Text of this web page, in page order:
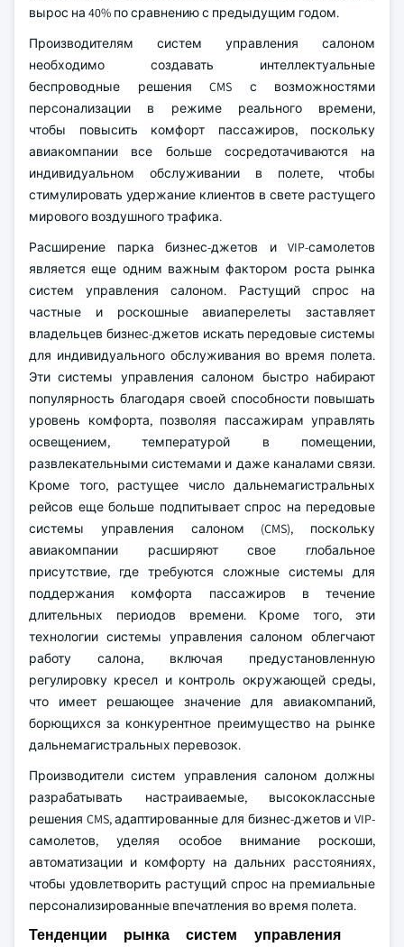
вырос на 40% по сравнению с предыдущим годом.
Производителям систем управления салоном
необходимо создавать интеллектуальные
беспроводные решения CMS с возможностями
персонализации в режиме реального времени,
чтобы повысить комфорт пассажиров, поскольку
авиакомпании все больше сосредотачиваются на
индивидуальном обслуживании в полете, чтобы
стимулировать удержание клиентов в свете растущего
мирового воздушного трафика.
Расширение парка бизнес-джетов и VIP-самолетов
является еще одним важным фактором роста рынка
систем управления салоном. Растущий спрос на
частные и роскошные авиаперелеты заставляет
владельцев бизнес-джетов искать передовые системы
для индивидуального обслуживания во время полета.
Эти системы управления салоном быстро набирают
популярность благодаря своей способности повышать
уровень комфорта, позволяя пассажирам управлять
освещением, температурой в помещении,
развлекательными системами и даже каналами связи.
Кроме того, растущее число дальнемагистральных
рейсов еще больше подпитывает спрос на передовые
системы управления салоном (CMS), поскольку
авиакомпании расширяют свое глобальное
присутствие, где требуются сложные системы для
поддержания комфорта пассажиров в течение
длительных периодов времени. Кроме того, эти
технологии системы управления салоном облегчают
работу салона, включая предустановленную
регулировку кресел и контроль окружающей среды,
что имеет решающее значение для авиакомпаний,
борющихся за конкурентное преимущество на рынке
дальнемагистральных перевозок.
Производители систем управления салоном должны
разрабатывать настраиваемые, высококлассные
решения CMS, адаптированные для бизнес-джетов и VIP-
самолетов, уделяя особое внимание роскоши,
автоматизации и комфорту на дальних расстояниях,
чтобы удовлетворить растущий спрос на премиальные
персонализированные впечатления во время полета.
Тенденции рынка систем управления